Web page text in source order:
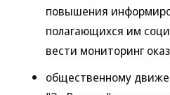
повышения
полагающихся им
вести мониторинг
общественному